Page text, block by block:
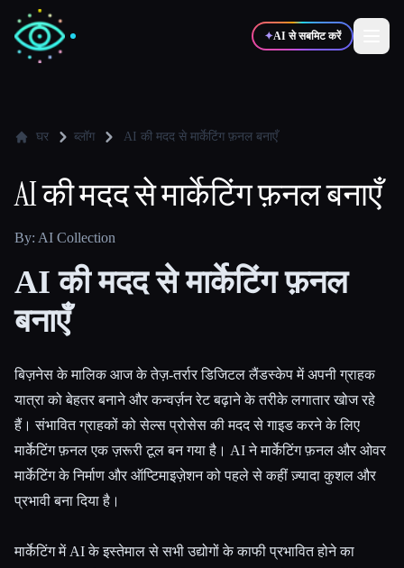
✦AI से सबमिट करें
✍️ लेखक 🎨डिज़ाइनर
💻 डेवलपर्स 📈 मार्केटर्स
🎬
टूल्स की तुलना करें
सभी श्रेणियाँ
हमारे बारे में
घर ब्लॉग AI की मदद से मार्केटिंग फ़नल बनाएँ
AI की मदद से मार्केटिंग फ़नल बनाएँ
By: AI Collection
AI की मदद से मार्केटिंग फ़नल
बनाएँ
बिज़नेस के मालिक आज के तेज़-तर्रार डिजिटल लैंडस्केप में अपनी ग्राहक
यात्रा को बेहतर बनाने और कन्वर्ज़न रेट बढ़ाने के तरीके लगातार खोज रहे
हैं। संभावित ग्राहकों को सेल्स प्रोसेस की मदद से गाइड करने के लिए
मार्केटिंग फ़नल एक ज़रूरी टूल बन गया है। AI ने मार्केटिंग फ़नल और ओवर
मार्केटिंग के निर्माण और ऑप्टिमाइज़ेशन को पहले से कहीं ज़्यादा कुशल और
प्रभावी बना दिया है।
मार्केटिंग में AI के इस्तेमाल से सभी उद्योगों के काफी प्रभावित होने का